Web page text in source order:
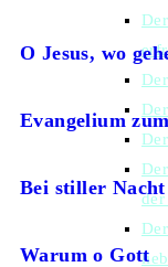
der
O Jesus, wo
Evangelium
Bei stiller
Warum o Gott